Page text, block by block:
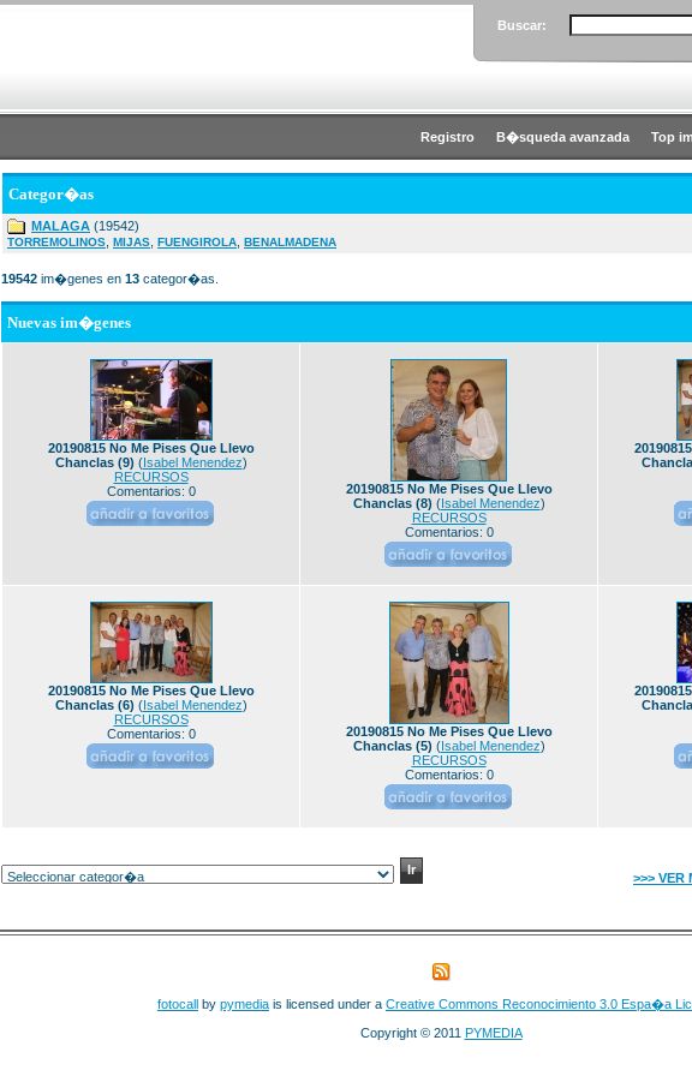
Buscar:
Registro B�squeda avanzada Top
Categor�as
MALAGA (19542)
TORREMOLINOS MIJAS FUENGIROLA BENALMADENA
19542 im�genes en 13 categor�as.
Nuevas im�genes
20190815 No Me Pises Que Llevo
Chanclas (9) (Isabel Menendez)
RECURSOS
Comentarios: 0
20190815 No Me Pises Que Llevo
Chanclas (8) (Isabel Menendez)
RECURSOS
Comentarios: 0
20190815 No Me Pises Que Llevo
Chanclas (6) (Isabel Menendez)
RECURSOS
Comentarios: 0
20190815 No Me Pises Que Llevo
Chanclas (5) (Isabel Menendez)
RECURSOS
Comentarios: 0
>>> VER
fotocall by pymedia is licensed under a Creative Commons Reconocimiento 3.0 Espa�a
Copyright © 2011 PYMEDIA